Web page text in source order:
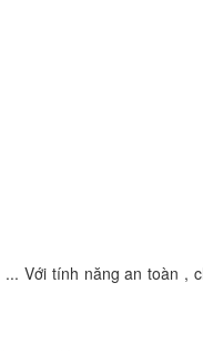
Với tính năng an toàn ,